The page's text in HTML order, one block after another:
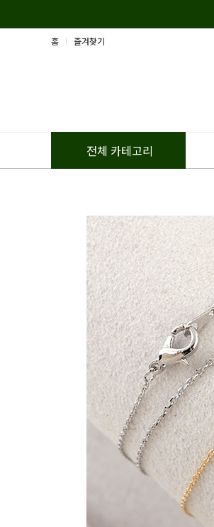
홈 즐겨찾기
전체 카테고리